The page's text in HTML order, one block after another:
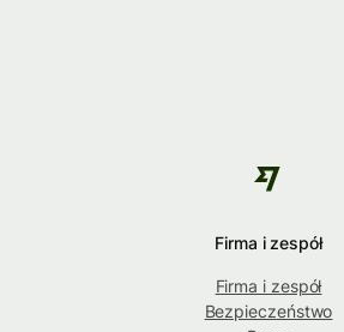
Firma i zespół
Firma i zespół
Bezpieczeństwo